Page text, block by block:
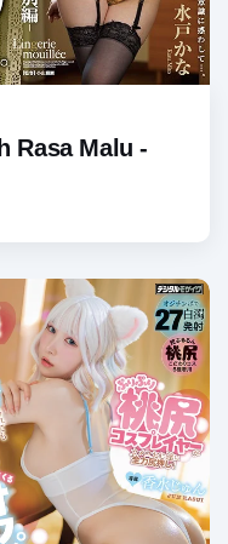
Rasa Malu -